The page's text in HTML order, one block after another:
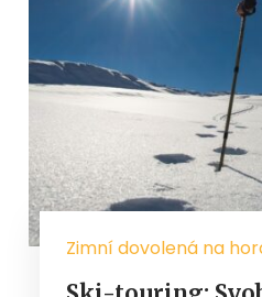
Zimní dovolená na